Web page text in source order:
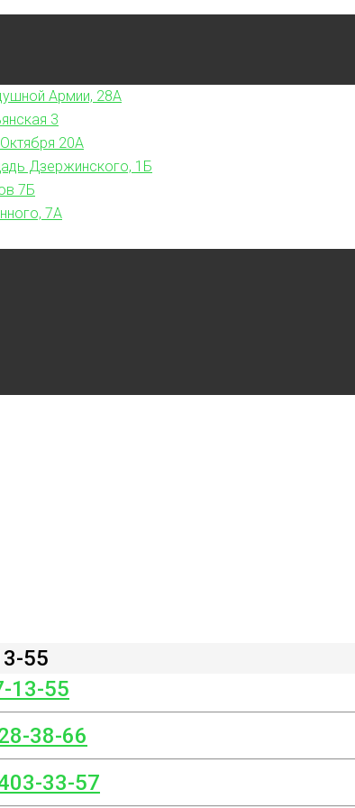
Армии, 28А
3
20А
Дзержинского, 1Б
7Б
7А
55
13-55
38-66
33-57